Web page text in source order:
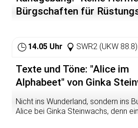
Bürgschaften für
14.05 Uhr SWR2 (UKW 88.8)
Texte und Töne: "Alice im
Alphabeet" von Ginka
Nicht ins Wunderland, sondern ins
Alice bei Ginka Steinwachs, denn